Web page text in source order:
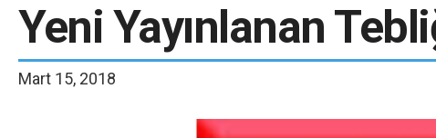
Yeni Yayınlanan
Mart 15, 2018